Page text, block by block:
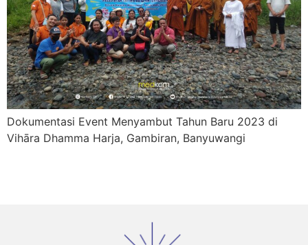
Dokumentasi Event Menyambut Tahun Baru 2023 di
Vihāra Dhamma Harja, Gambiran, Banyuwangi